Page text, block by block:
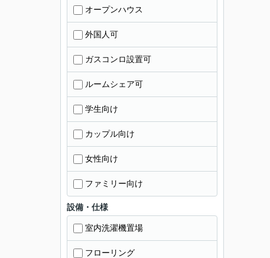
オープンハウス
外国人可
ガスコンロ設置可
ルームシェア可
学生向け
カップル向け
女性向け
ファミリー向け
設備・仕様
室内洗濯機置場
フローリング